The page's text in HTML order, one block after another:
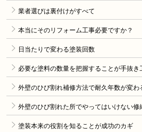
業者選びは裏付けがすべて
本当にそのリフォーム工事必要ですか？
日当たりで変わる塗装回数
必要な塗料の数量を把握することが手抜き
外壁のひび割れ補修方法で耐久年数が変わ
外壁のひび割れた所でやってはいけない修
塗装本来の役割を知ることが成功のカギ